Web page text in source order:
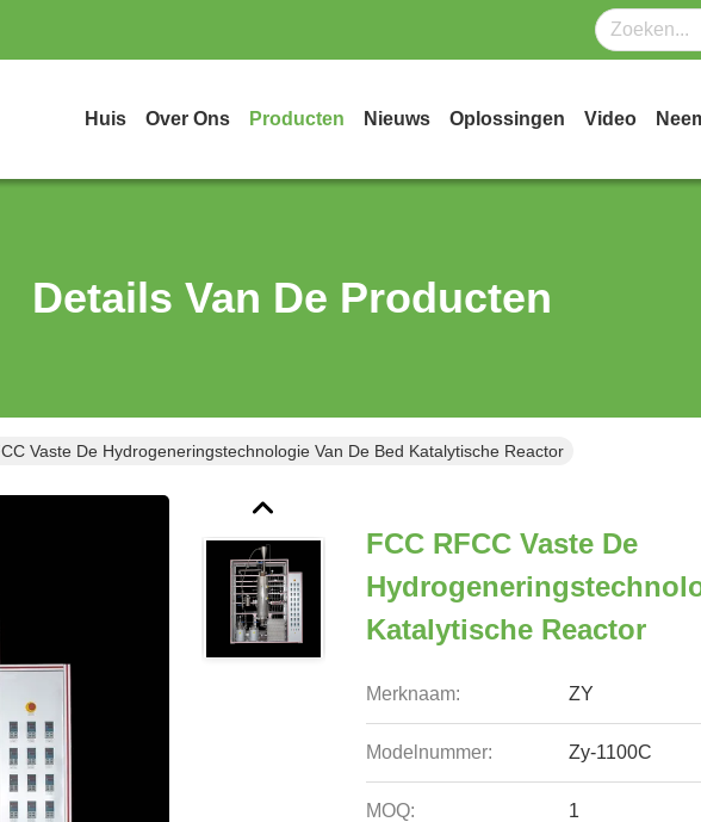
Huis Over Ons Producten Nieuws Oplossingen Video
Details Van De Producten
Vaste De Hydrogeneringstechnologie Van De Bed Katalytische Reactor
FCC RFCC Vaste De
Katalytische Reactor
Merknaam: ZY
Modelnummer: Zy-1100C
MOQ: 1